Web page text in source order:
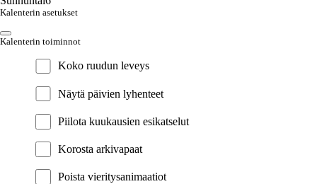
Kalenterin asetukset
Kalenterin toiminnot
Koko ruudun leveys
Näytä päivien lyhenteet
Piilota kuukausien esikatselut
Korosta arkivapaat
Poista vieritysanimaatiot